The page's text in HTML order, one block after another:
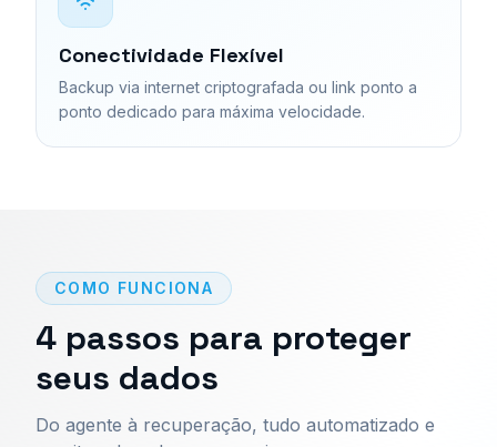
Conectividade Flexível
Backup via internet criptografada ou link ponto a
ponto dedicado para máxima velocidade.
COMO FUNCIONA
4 passos para proteger
seus dados
Do agente à recuperação, tudo automatizado e